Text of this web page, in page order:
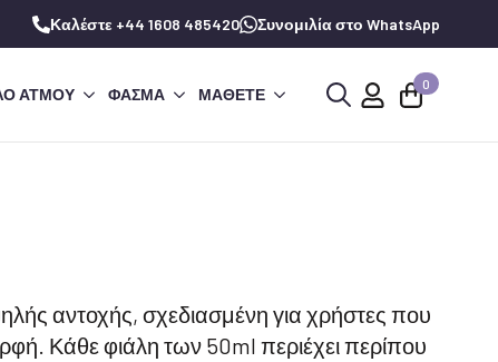
Καλέστε +44 1608 485420 Συνομιλία στο WhatsApp
ΑΤΜΟΎ ΦΆΣΜΑ ΜΆΘΕΤΕ
0
αντοχής, σχεδιασμένη για χρήστες που
Κάθε φιάλη των 50ml περιέχει περίπου